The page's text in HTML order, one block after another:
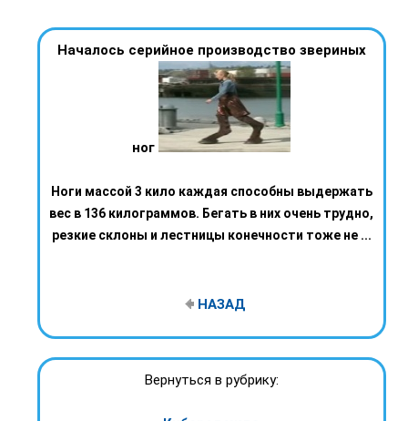
Началось серийное производство звериных
ног
Ноги массой 3 кило каждая способны выдержать
вес в 136 килограммов. Бегать в них очень трудно,
резкие склоны и лестницы конечности тоже не ...
НАЗАД
Вернуться в рубрику: